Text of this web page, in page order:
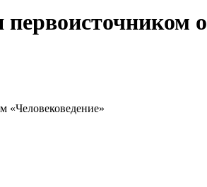
«Человековедение»